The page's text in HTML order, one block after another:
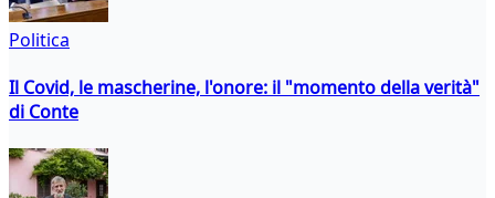
Politica
Il Covid, le mascherine, l'onore: il "momento della verità"
di Conte